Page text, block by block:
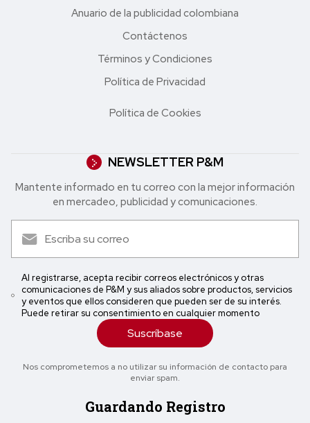
Anuario de la publicidad colombiana
Contáctenos
Términos y Condiciones
Política de Privacidad
Política de Cookies
NEWSLETTER P&M
Mantente informado en tu correo con la mejor in formación
en mercadeo, publicidad y comunicaciones.
Al registrarse, acepta recibir correos electrónicos y otras
comunicaciones de P&M y sus aliados sobre productos, servicios
y eventos que ellos consideren que pueden ser de su interés.
Puede retirar su consentimiento en cualquier momento
Suscríbase
Nos comprometemos a no utilizar su información de contacto para
enviar spam.
Guardando Registro